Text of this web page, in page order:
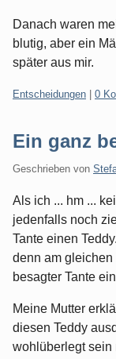
Danach waren
blutig, aber ein
später aus mir.
Kategorien:
Entscheidungen 0
Ein ganz
Geschrieben von
Als ich ... hm ...
jedenfalls noch
Tante einen
denn am gleichen
besagter Tante
Meine Mutter
diesen Teddy
wohlüberlegt sein